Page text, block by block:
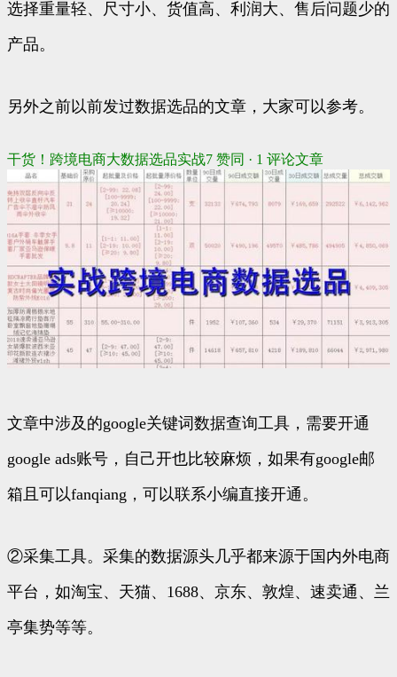
选择重量轻、尺寸小、货值高、利润大、售后问题少的
产品。
另外之前以前发过数据选品的文章，大家可以参考。
干货！跨境电商大数据选品实战7 赞同 · 1 评论文章
文章中涉及的google关键词数据查询工具，需要开通
google ads账号，自己开也比较麻烦，如果有google邮
箱且可以fanqiang，可以联系小编直接开通。
②采集工具。采集的数据源头几乎都来源于国内外电商
平台，如淘宝、天猫、1688、京东、敦煌、速卖通、兰
亭集势等等。